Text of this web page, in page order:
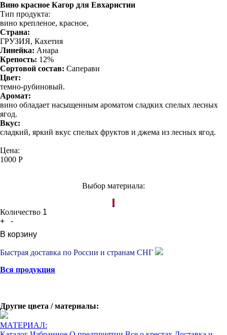
Вино красное Кагор для Евхаристии
Тип продукта:
вино крепленое, красное,
Страна:
ГРУЗИЯ, Кахетия
Линейка: Анара
Крепость: 12%
Сортовой состав: Саперави
Цвет:
темно-рубиновый.
Аромат:
вино обладает насыщенным ароматом сладких спелых лесных
ягод.
Вкус:
сладкий, яркий вкус спелых фруктов и джема из лесных ягод.
Цена:
1000 Р
Выбор материала:
Количество
+
-
В корзину
Быстрая доставка по России и странам СНГ
Вся продукция
Другие цвета / материалы:
МАТЕРИАЛ: